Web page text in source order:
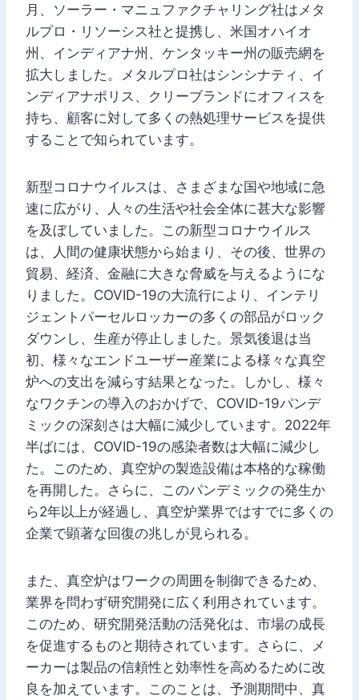
月、ソーラー・マニュファクチャリング社はメタ
ルプロ・リソーシス社と提携し、米国オハイオ
州、インディアナ州、ケンタッキー州の販売網を
拡大しました。メタルプロ社はシンシナティ、イ
ンディアナポリス、クリーブランドにオフィスを
持ち、顧客に対して多くの熱処理サービスを提供
することで知られています。
新型コロナウイルスは、さまざまな国や地域に急
速に広がり、人々の生活や社会全体に甚大な影響
を及ぼしていました。この新型コロナウイルス
は、人間の健康状態から始まり、その後、世界の
貿易、経済、金融に大きな脅威を与えるようにな
りました。COVID-19の大流行により、インテリ
ジェントパーセルロッカーの多くの部品がロック
ダウンし、生産が停止しました。景気後退は当
初、様々なエンドユーザー産業による様々な真空
炉への支出を減らす結果となった。しかし、様々
なワクチンの導入のおかげで、COVID-19パンデ
ミックの深刻さは大幅に減少しています。2022年
半ばには、COVID-19の感染者数は大幅に減少し
た。このため、真空炉の製造設備は本格的な稼働
を再開した。さらに、このパンデミックの発生か
ら2年以上が経過し、真空炉業界ではすでに多くの
企業で顕著な回復の兆しが見られる。
また、真空炉はワークの周囲を制御できるため、
業界を問わず研究開発に広く利用されています。
このため、研究開発活動の活発化は、市場の成長
を促進するものと期待されています。さらに、メ
ーカーは製品の信頼性と効率性を高めるために改
良を加えています。このことは、予測期間中、真